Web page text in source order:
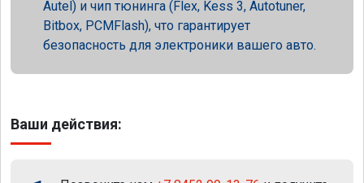
Autel) и чип тюнинга (Flex, Kess 3, Autotuner,
Bitbox, PCMFlash), что гарантирует
безопасность для электроники вашего авто.
Ваши действия: